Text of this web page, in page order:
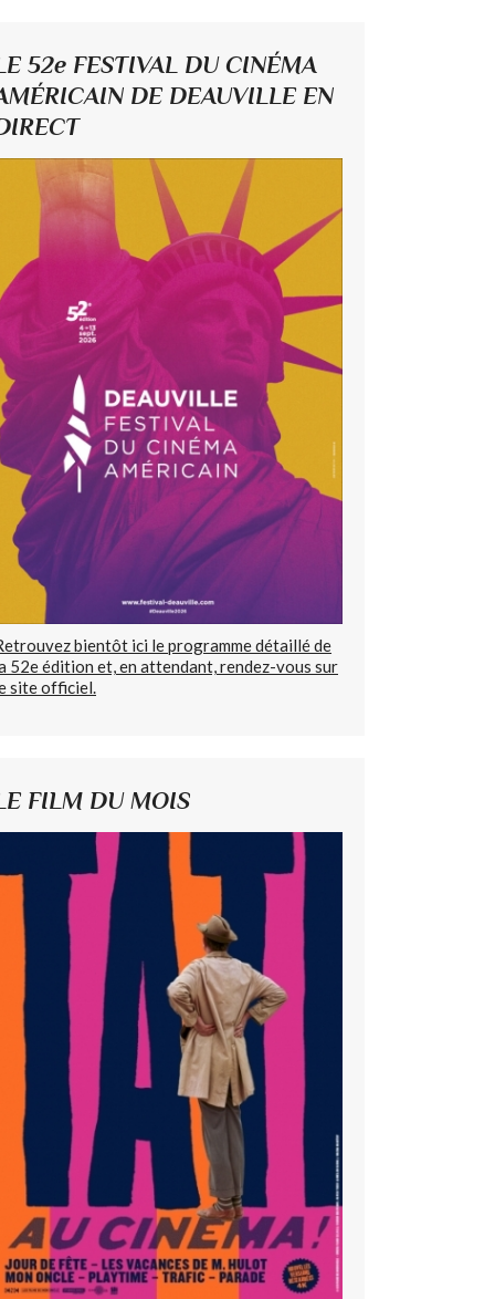
52e FESTIVAL DU CINÉMA
DE DEAUVILLE EN
bientôt ici le programme détaillé de
52e édition et, en attendant, rendez-vous sur
site officiel.
FILM DU MOIS